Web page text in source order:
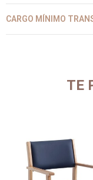
CARGO MÍNIMO
TE